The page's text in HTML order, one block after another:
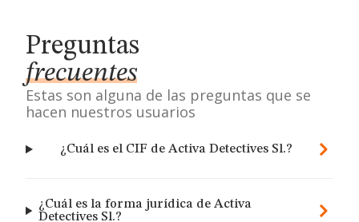
Preguntas
frecuentes
Estas son alguna de las preguntas que se
hacen nuestros usuarios
¿Cuál es el CIF de Activa Detectives Sl.?
¿Cuál es la forma jurídica de Activa
Detectives Sl.?